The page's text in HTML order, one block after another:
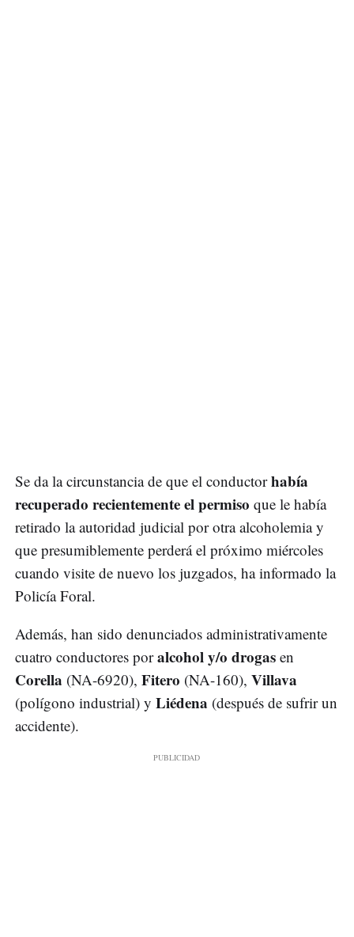
Se da la circunstancia de que el conductorhabía
recuperado recientemente el permiso que le había
retirado la autoridad judicial por otra alcoholemia y
que presumiblemente perderá el próximo miércoles
cuando visite de nuevo los juzgados, ha informado la
Policía Foral.
Además, han sido denunciados administrativamente
cuatro conductores poralcohol y/o drogas en
Corella (NA-6920), Fitero (NA-160), Villava
(polígono industrial) y Liédena (después de sufrir un
accidente).